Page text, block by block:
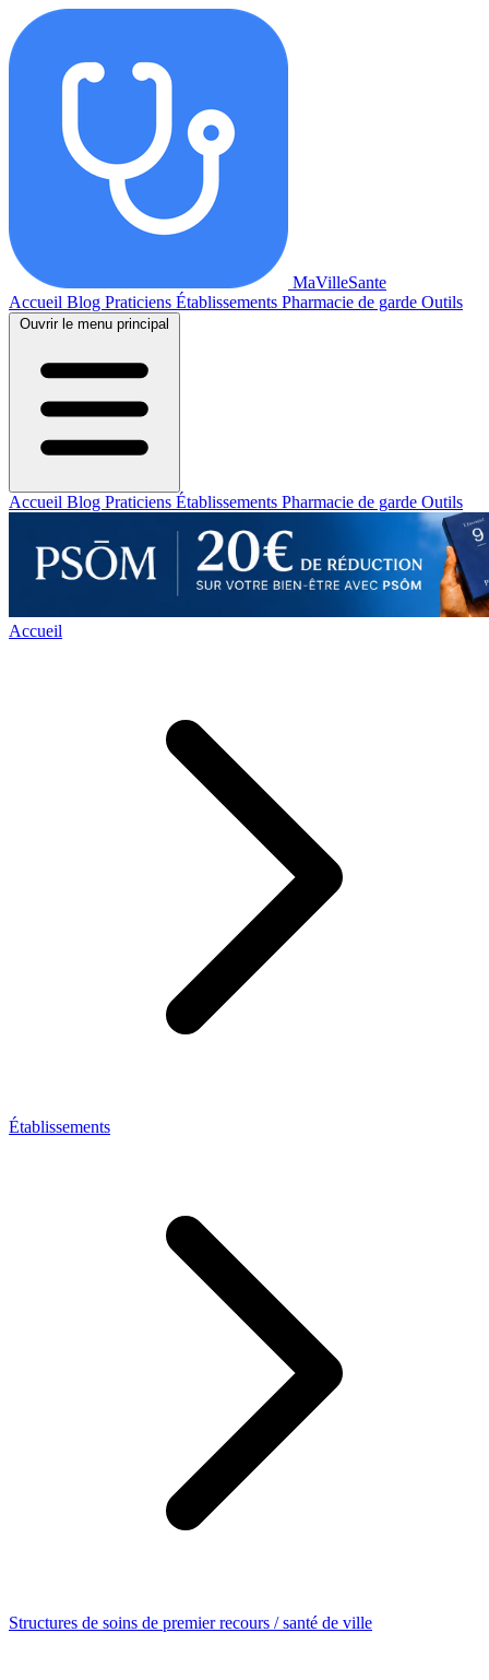
MaVilleSante
Accueil Blog Praticiens Établissements Pharmacie de garde Outils
Ouvrir le menu principal
Accueil Blog Praticiens Établissements Pharmacie de garde Outils
Accueil
Établissements
Structures de soins de premier recours / santé de ville